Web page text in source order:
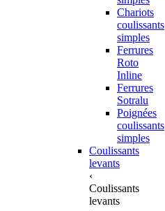
Chariots
coulissants
simples
Ferrures
Roto
Inline
Ferrures
Sotralu
Poignées
coulissants
simples
Coulissants
levants
‹
Coulissants
levants